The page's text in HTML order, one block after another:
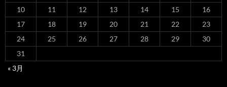
10
11 12 13 14 15
16
17
18 19 20 21 22
23
24
25 26 27 28 29
30
31
« 3月